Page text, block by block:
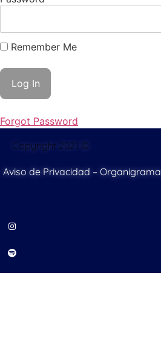
Remember Me
Forgot Password
Copyright 2021 ©
Aviso de Privacidad – Organigrama